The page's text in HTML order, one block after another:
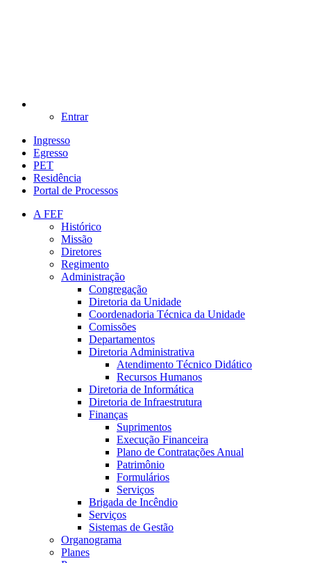
Entrar
Ingresso
Egresso
PET
Residência
Portal de Processos
A FEF
Histórico
Missão
Diretores
Regimento
Administração
Congregação
Diretoria da Unidade
Coordenadoria Técnica da Unidade
Comissões
Departamentos
Diretoria Administrativa
Atendimento Técnico Didático
Recursos Humanos
Diretoria de Informática
Diretoria de Infraestrutura
Finanças
Suprimentos
Execução Financeira
Plano de Contratações Anual
Patrimônio
Formulários
Serviços
Brigada de Incêndio
Serviços
Sistemas de Gestão
Organograma
Planes